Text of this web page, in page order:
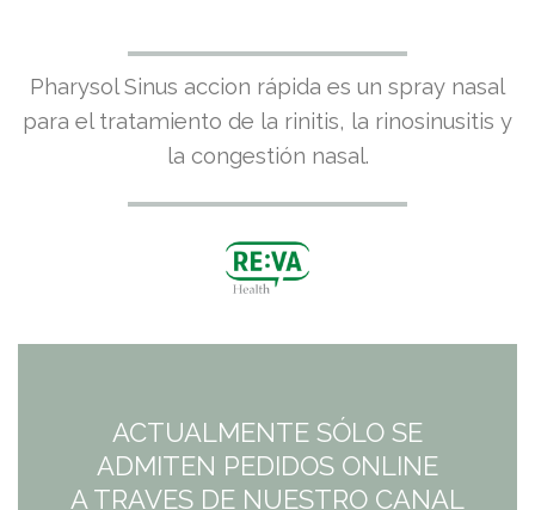
El
precio
original
era:
7,95€.
El
precio
actual
es:
7,95€.
Pharysol Sinus accion rápida es un spray nasal
para el tratamiento de la rinitis, la rinosinusitis y
la congestión nasal.
ACTUALMENTE SÓLO SE
ADMITEN PEDIDOS ONLINE
A TRAVES DE NUESTRO CANAL